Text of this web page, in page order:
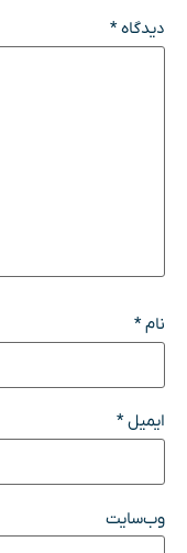
دیدگاه*
نام*
ایمیل*
وب‌سایت